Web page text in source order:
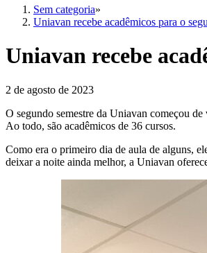
Sem categoria»
Uniavan recebe acadêmicos para o
Uniavan recebe
2 de agosto de 2023
O segundo semestre da Uniavan começou
Ao todo, são acadêmicos de 36 cursos.
Como era o primeiro dia de aula de alguns,
deixar a noite ainda melhor, a Uniavan